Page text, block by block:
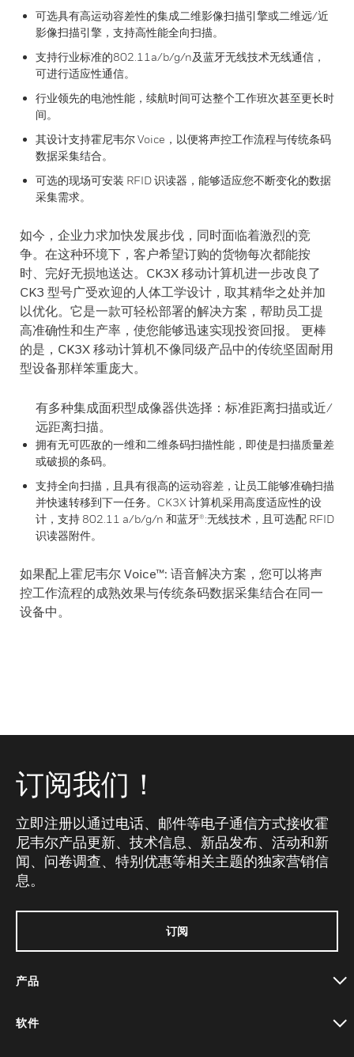
可选具有高运动容差性的集成二维影像扫描引擎或二维远/近
影像扫描引擎，支持高性能全向扫描。
支持行业标准的802.11a/b/g/n及蓝牙无线技术无线通信，
可进行适应性通信。
行业领先的电池性能，续航时间可达整个工作班次甚至更长时
间。
其设计支持霍尼韦尔 Voice，以便将声控工作流程与传统条码
数据采集结合。
可选的现场可安装 RFID 识读器，能够适应您不断变化的数据
采集需求。
如今，企业力求加快发展步伐，同时面临着激烈的竞
争。在这种环境下，客户希望订购的货物每次都能按
时、完好无损地送达。CK3X 移动计算机进一步改良了
CK3 型号广受欢迎的人体工学设计，取其精华之处并加
以优化。它是一款可轻松部署的解决方案，帮助员工提
高准确性和生产率，使您能够迅速实现投资回报。 更棒
的是，CK3X 移动计算机不像同级产品中的传统坚固耐用
型设备那样笨重庞大。
有多种集成面积型成像器供选择：标准距离扫描或近/
远距离扫描。
拥有无可匹敌的一维和二维条码扫描性能，即使是扫描质量差
或破损的条码。
支持全向扫描，且具有很高的运动容差，让员工能够准确扫描
并快速转移到下一任务。CK3X 计算机采用高度适应性的设
计，支持 802.11 a/b/g/n 和蓝牙®:无线技术，且可选配 RFID
识读器附件。
如果配上霍尼韦尔 Voice™: 语音解决方案，您可以将声
控工作流程的成熟效果与传统条码数据采集结合在同一
设备中。
订阅我们！
立即注册以通过电话、邮件等电子通信方式接收霍
尼韦尔产品更新、技术信息、新品发布、活动和新
闻、问卷调查、特别优惠等相关主题的独家营销信
息。
订阅
产品
软件